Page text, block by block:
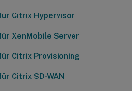
Citrix Hypervisor
XenMobile Server
Citrix Provisioning
Citrix SD-WAN